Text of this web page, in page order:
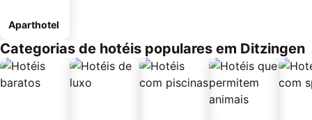
Aparthotel
Categorias de hotéis populares em Ditzingen